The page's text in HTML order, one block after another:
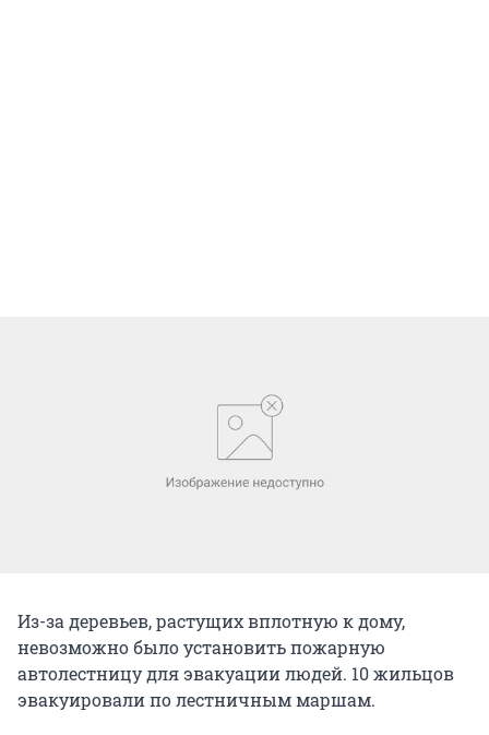
Из-за деревьев, растущих вплотную к дому,
невозможно было установить пожарную
автолестницу для эвакуации людей. 10 жильцов
эвакуировали по лестничным маршам.